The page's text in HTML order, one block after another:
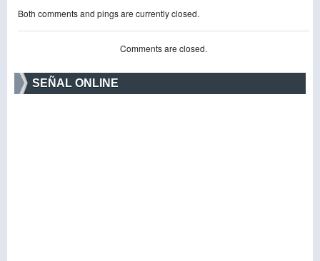
Both comments and pings are currently closed.
Comments are closed.
SEÑAL ONLINE